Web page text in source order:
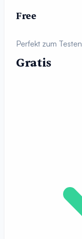
Free
Perfekt zum Testen
Gratis